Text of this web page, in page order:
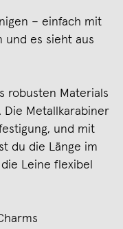
– einfach mit
und es sieht aus
robusten Materials
Die Metallkarabiner
und mit
du die Länge im
Leine flexibel